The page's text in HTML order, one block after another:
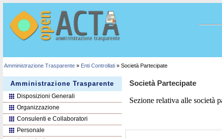
Amministrazione Trasparente » Enti Controllati » Società Partecipate
Società Partecipate
Sezione relativa alle società
Amministrazione Trasparente
Disposizioni Generali
Organizzazione
Consulenti e Collaboratori
Personale